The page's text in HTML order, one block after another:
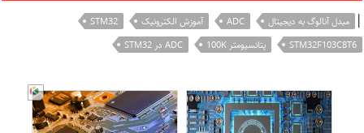
| مبدل آنالوگ به دیجیتال ADC آموزش الکترونیک
STM32
STM32F103C8T6
پتانسیومتر 100K ADC در STM32